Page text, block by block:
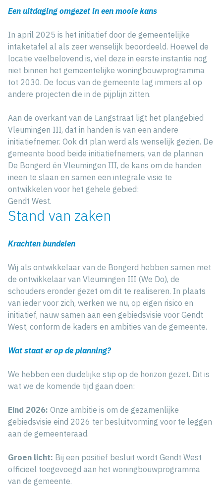
Een uitdaging omgezet in een mooie kans
In april 2025 is het initiatief door de gemeentelijke
intaketafel al als zeer wenselijk beoordeeld. Hoewel de
locatie veelbelovend is, viel deze in eerste instantie nog
niet binnen het gemeentelijke woningbouwprogramma
tot 2030. De focus van de gemeente lag immers al op
andere projecten die in de pijplijn zitten.
Aan de overkant van de Langstraat ligt het plangebied
Vleumingen III, dat in handen is van een andere
initiatiefnemer. Ook dit plan werd als wenselijk gezien. De
gemeente bood beide initiatiefnemers, van de plannen
De Bongerd én Vleumingen III, de kans om de handen
ineen te slaan en samen een integrale visie te
ontwikkelen voor het gehele gebied:
Gendt West.
Stand van zaken
Krachten bundelen
Wij als ontwikkelaar van de Bongerd hebben samen met
de ontwikkelaar van Vleumingen III (We Do), de
schouders eronder gezet om dit te realiseren. In plaats
van ieder voor zich, werken we nu, op eigen risico en
initiatief, nauw samen aan een gebiedsvisie voor Gendt
West, conform de kaders en ambities van de gemeente.
Wat staat er op de planning?
We hebben een duidelijke stip op de horizon gezet. Dit is
wat we de komende tijd gaan doen:
Eind 2026: Onze ambitie is om de gezamenlijke
gebiedsvisie eind 2026 ter besluitvorming voor te leggen
aan de gemeenteraad.
Groen licht: Bij een positief besluit wordt Gendt West
officieel toegevoegd aan het woningbouwprogramma
van de gemeente.